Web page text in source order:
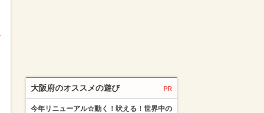
大阪府のオススメの遊び PR
今年リニューアル☆動く！吠える！世界中の